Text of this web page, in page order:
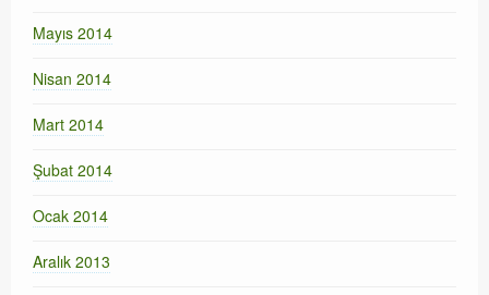
Mayıs 2014
Nisan 2014
Mart 2014
Şubat 2014
Ocak 2014
Aralık 2013